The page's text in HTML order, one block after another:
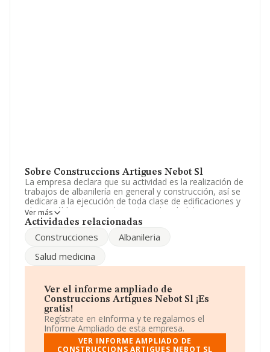
Sobre Construccions Artigues Nebot Sl
La empresa declara que su actividad es la realización de
trabajos de albanilería en general y construcción, así se
dedicara a la ejecución de toda clase de edificaciones y
obras, públicas y privadas incluso de rehabilitacion,
restauración o nueva edificación. La empresa está
es '%cnae%' con código 4101. La sociedad no tiene
Ha contado con el mismo número de empleados y
un número de empleados por debajo de la media de
sector.
Respecto a la posición de la empresa según los niveles
de facturación, en los distintos rankings, INFORMA
facilita la siguiente información: la empresa ha caído
1.261 puestos en el ranking sectorial, pasando del
Ver más
Actividades relacionadas
Construcciones
Albanileria
Salud medicina
Ver el informe ampliado de
Construccions Artigues Nebot Sl ¡Es
gratis!
Regístrate en eInforma y te regalamos el
Informe Ampliado de esta empresa.
VER INFORME AMPLIADO DE
CONSTRUCCIONS ARTIGUES NEBOT SL